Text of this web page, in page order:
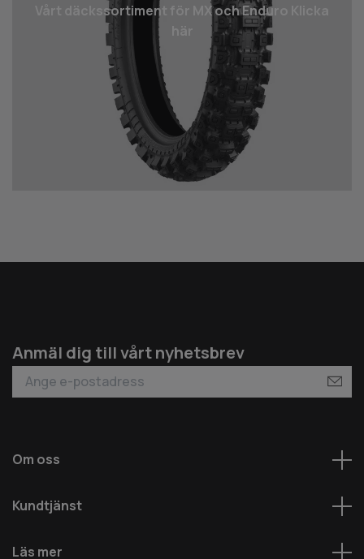
Vårt däcks­sortiment för MX och Enduro Klicka
Anmäl dig till vårt nyhetsbrev
Om oss
Kundtjänst
Läs mer